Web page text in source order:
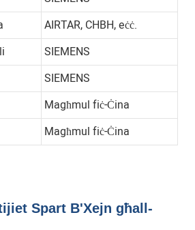
AIRTAR, CHBH, eċċ.
SIEMENS
SIEMENS
Magħmul fiċ-Ċina
Magħmul fiċ-Ċina
Spart B'Xejn għall-